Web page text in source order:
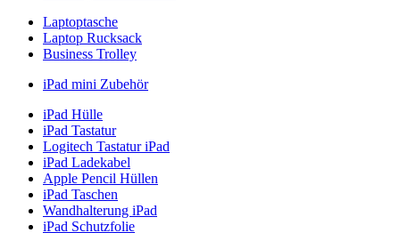
Laptoptasche
Laptop Rucksack
Business Trolley
iPad mini Zubehör
iPad Hülle
iPad Tastatur
Logitech Tastatur iPad
iPad Ladekabel
Apple Pencil Hüllen
iPad Taschen
Wandhalterung iPad
iPad Schutzfolie